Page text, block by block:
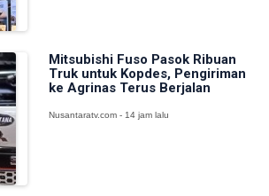
Mitsubishi Fuso Pasok Ribuan
Truk untuk Kopdes, Pengiriman
ke Agrinas Terus Berjalan
Nusantaratv.com - 14 jam lalu